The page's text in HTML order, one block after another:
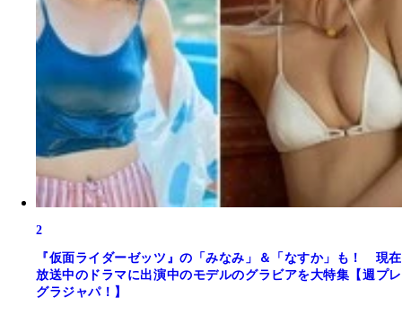
2
『仮面ライダーゼッツ』の「みなみ」＆「なすか」も！ 現在
放送中のドラマに出演中のモデルのグラビアを大特集【週プレ
グラジャパ！】